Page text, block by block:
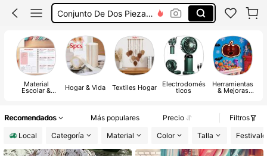
Conjunto De Dos Piezas Mujer
Vestidos De Mujer Casual
Vestidos Elegantes De Mujer
Material
Escolar & Hogar & Vida Textiles Hogar Electrodomés
ticos
Herramientas
& Mejoras
Recomendados Más populares Precio
Filtros
Local
Categoría Material Color Talla